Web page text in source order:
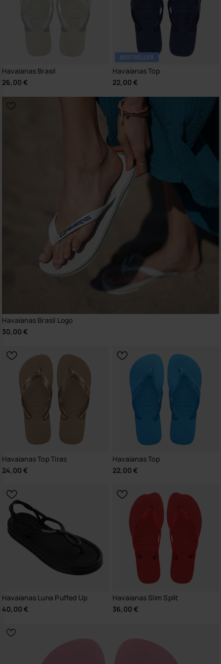
Havaianas Brasil
26,00 €
BESTSELLER
Havaianas Top
22,00 €
Havaianas Brasil Logo
30,00 €
Havaianas Top Tiras
24,00 €
Havaianas Top
22,00 €
Havaianas Luna Puffed Up
40,00 €
Havaianas Slim Split
36,00 €